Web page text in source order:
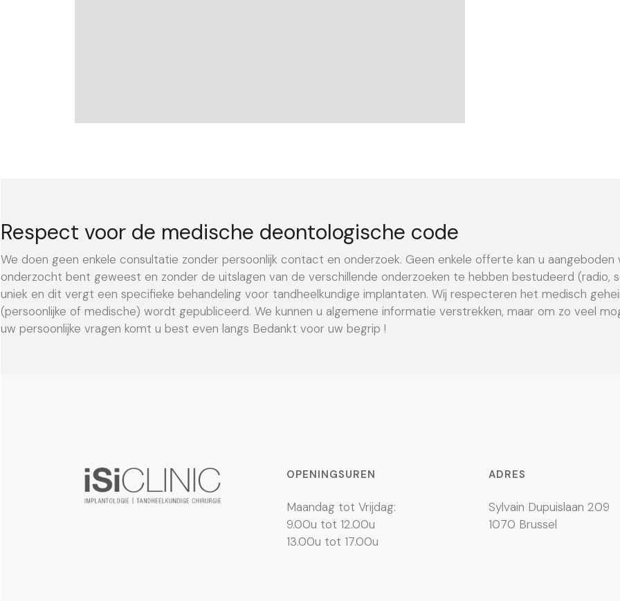
Respect voor de medische deontologische code
We doen geen enkele consultatie zonder persoonlijk contact en onderzoek. Geen enkele offerte kan u
onderzocht bent geweest en zonder de uitslagen van de verschillende onderzoeken te hebben bestudeerd (radio,
uniek en dit vergt een specifieke behandeling voor tandheelkundige implantaten. Wij respecteren het medisch
(persoonlijke of medische) wordt gepubliceerd. We kunnen u algemene informatie verstrekken, maar om zo veel
uw persoonlijke vragen komt u best even langs Bedankt voor uw begrip !
OPENINGSUREN
Maandag tot Vrijdag:
9.00u tot 12.00u
13.00u tot 17.00u
ADRES
Sylvain Dupuislaan 209
1070 Brussel